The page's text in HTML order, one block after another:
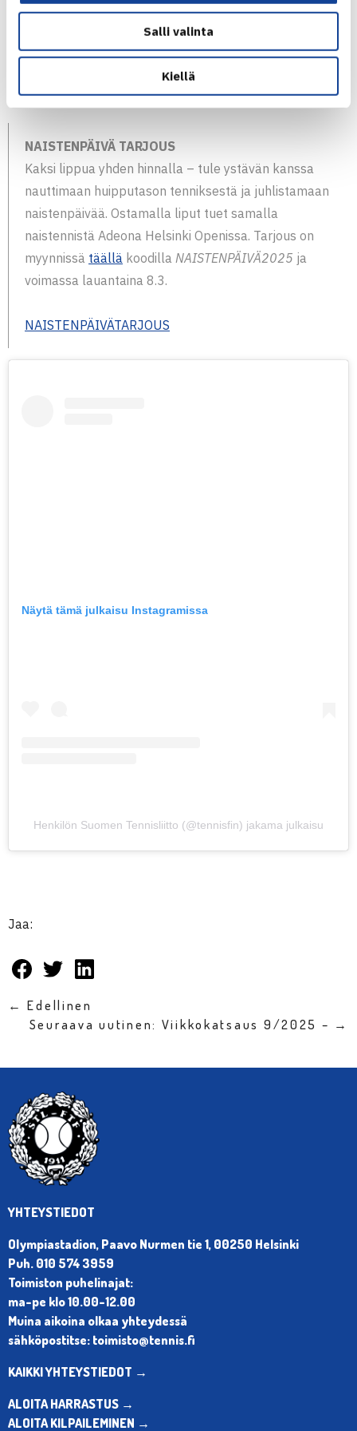
Salli valinta
Kiellä
loppuottelu
Sunnuntai 9.3. klo 13.00 – kaksinpelin loppuottelu
*Järjestäjä pidättää oikeuden aikataulu- ja
ohjelmamuutoksiin
NAISTENPÄIVÄ TARJOUS
Kaksi lippua yhden hinnalla – tule ystävän kanssa
nauttimaan huipputason tenniksestä ja juhlistamaan
naistenpäivää. Ostamalla liput tuet samalla
naistennistä Adeona Helsinki Openissa. Tarjous on
myynnissä täällä koodilla NAISTENPÄIVÄ2025 ja
voimassa lauantaina 8.3.
NAISTENPÄIVÄTARJOUS
Näytä tämä julkaisu Instagramissa
Henkilön Suomen Tennisliitto (@tennisfin) jakama julkaisu
Jaa:
← Edellinen
Seuraava uutinen: Viikkokatsaus 9/2025 – →
YHTEYSTIEDOT
Olympiastadion, Paavo Nurmen tie 1, 00250 Helsinki
Puh. 010 574 3959
Toimiston puhelinajat:
ma-pe klo 10.00-12.00
Muina aikoina olkaa yhteydessä
sähköpostitse: toimisto@tennis.fi
KAIKKI YHTEYSTIEDOT →
ALOITA HARRASTUS →
ALOITA KILPAILEMINEN →